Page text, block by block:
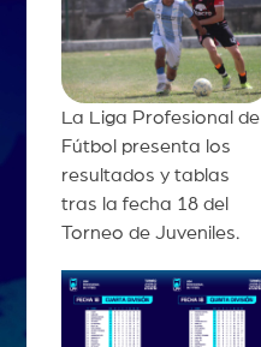
La Liga Profesional de
Fútbol presenta los
resultados y tablas
tras la fecha 18 del
Torneo de Juveniles.